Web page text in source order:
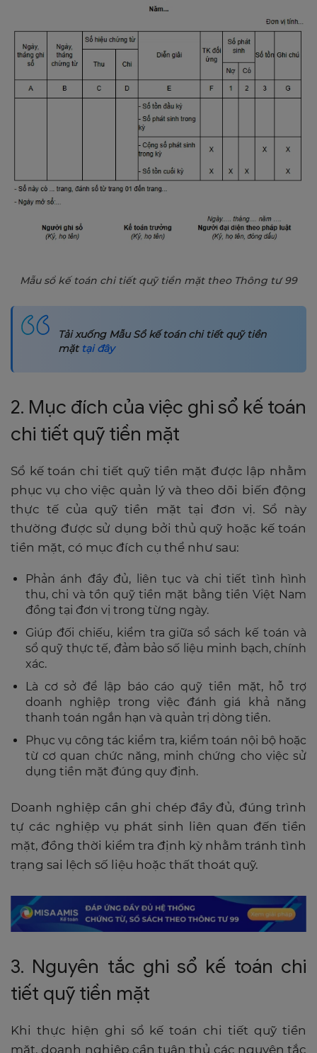
Mẫu sổ kế toán chi tiết quỹ tiền mặt theo Thông tư 99
Tải xuống Mẫu Sổ kế toán chi tiết quỹ tiền
mặt tại đây
2. Mục đích của việc ghi sổ kế toán
chi tiết quỹ tiền mặt
Sổ kế toán chi tiết quỹ tiền mặt được lập nhằm
phục vụ cho việc quản lý và theo dõi biến động
thực tế của quỹ tiền mặt tại đơn vị. Sổ này
thường được sử dụng bởi thủ quỹ hoặc kế toán
tiền mặt, có mục đích cụ thể như sau:
Phản ánh đầy đủ, liên tục và chi tiết tình hình
thu, chi và tồn quỹ tiền mặt bằng tiền Việt Nam
đồng tại đơn vị trong từng ngày.
Giúp đối chiếu, kiểm tra giữa sổ sách kế toán và
sổ quỹ thực tế, đảm bảo số liệu minh bạch, chính
xác.
Là cơ sở để lập báo cáo quỹ tiền mặt, hỗ trợ
doanh nghiệp trong việc đánh giá khả năng
thanh toán ngắn hạn và quản trị dòng tiền.
Phục vụ công tác kiểm tra, kiểm toán nội bộ hoặc
từ cơ quan chức năng, minh chứng cho việc sử
dụng tiền mặt đúng quy định.
Doanh nghiệp cần ghi chép đầy đủ, đúng trình
tự các nghiệp vụ phát sinh liên quan đến tiền
mặt, đồng thời kiểm tra định kỳ nhằm tránh tình
trạng sai lệch số liệu hoặc thất thoát quỹ.
3. Nguyên tắc ghi sổ kế toán chi
tiết quỹ tiền mặt
Khi thực hiện ghi sổ kế toán chi tiết quỹ tiền
mặt, doanh nghiệp cần tuân thủ các nguyên tắc